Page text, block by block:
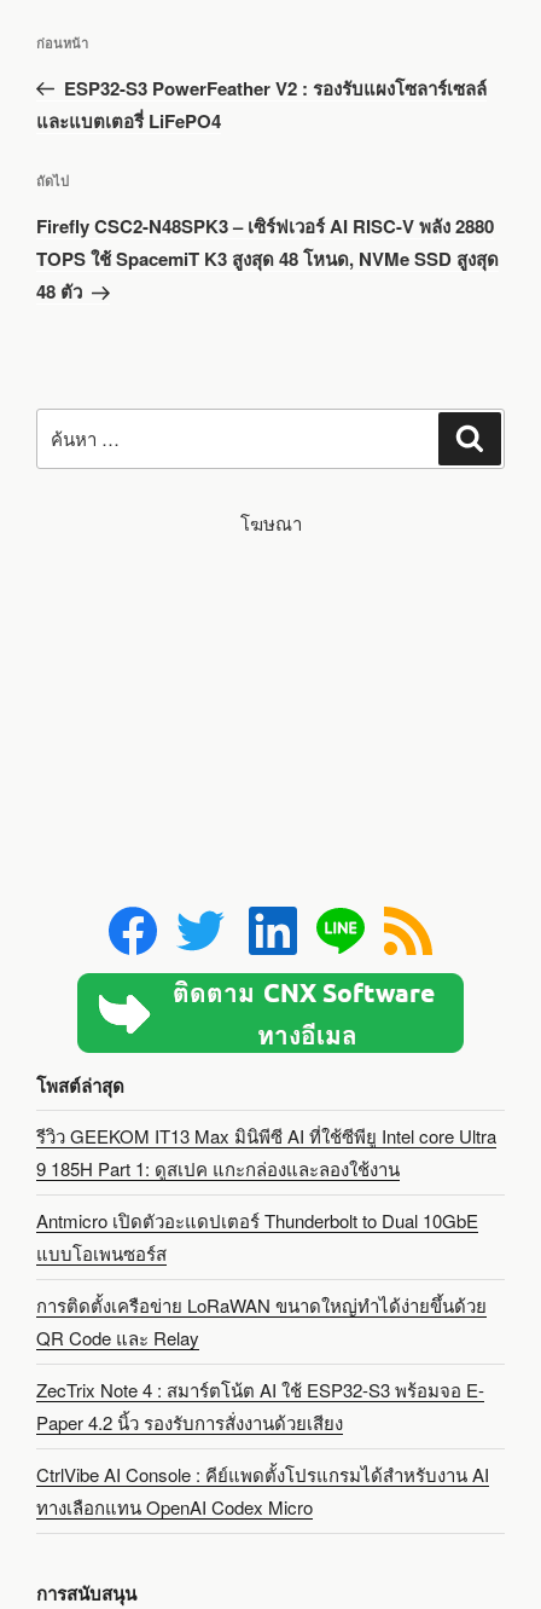
เรื่อง
เรื่อง
ก่อนหน้า
ESP32-S3 PowerFeather V2 : รองรับแผงโซลาร์เซลล์
และแบตเตอรี่ LiFePO4
เรื่อง
ถัด
ไป
ถัดไป
Firefly CSC2-N48SPK3 – เซิร์ฟเวอร์ AI RISC-V พลัง 2880
TOPS ใช้ SpacemiT K3 สูงสุด 48 โหนด, NVMe SSD สูงสุด
48 ตัว
ค้นหา:
โฆษณา
โพสต์ล่าสุด
รีวิว GEEKOM IT13 Max มินิพีซี AI ที่ใช้ซีพียู Intel core Ultra
9 185H Part 1: ดูสเปค แกะกล่องและลองใช้งาน
Antmicro เปิดตัวอะแดปเตอร์ Thunderbolt to Dual 10GbE
แบบโอเพนซอร์ส
การติดตั้งเครือข่าย LoRaWAN ขนาดใหญ่ทำได้ง่ายขึ้นด้วย
QR Code และ Relay
ZecTrix Note 4 : สมาร์ตโน้ต AI ใช้ ESP32-S3 พร้อมจอ E-
Paper 4.2 นิ้ว รองรับการสั่งงานด้วยเสียง
CtrlVibe AI Console : คีย์แพดตั้งโปรแกรมได้สำหรับงาน AI
ทางเลือกแทน OpenAI Codex Micro
การสนับสนุน